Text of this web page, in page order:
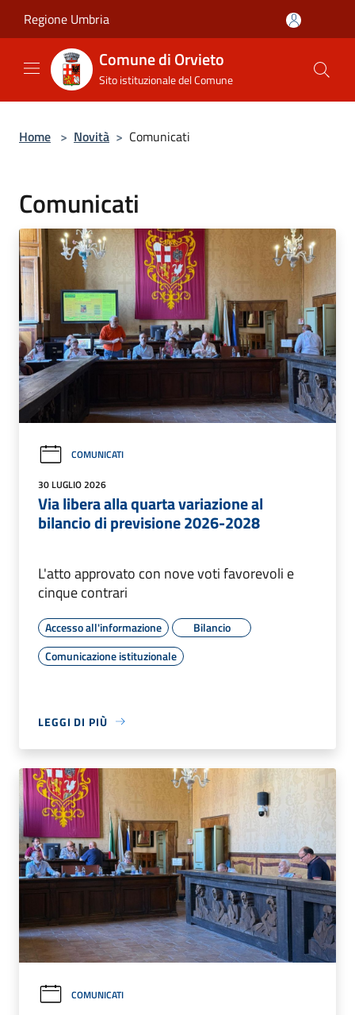
Regione Umbria
Comune di Orvieto
Sito istituzionale del Comune
Home > Novità > Comunicati
Comunicati
COMUNICATI
30 LUGLIO 2026
Via libera alla quarta variazione al
bilancio di previsione 2026-2028
L'atto approvato con nove voti favorevoli e
cinque contrari
Accesso all'informazione
Bilancio
Comunicazione istituzionale
LEGGI DI PIÙ
COMUNICATI